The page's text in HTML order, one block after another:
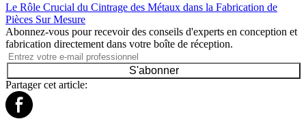
Le Rôle Crucial du Cintrage des Métaux dans la Fabrication de
Pièces Sur Mesure
Abonnez-vous pour recevoir des conseils d'experts en conception et
fabrication directement dans votre boîte de réception.
S'abonner
Partager cet article: